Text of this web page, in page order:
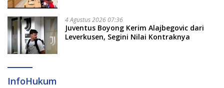
4 Agustus 2026 07:36
Juventus Boyong Kerim Alajbegovic dari
Leverkusen, Segini Nilai Kontraknya
InfoHukum